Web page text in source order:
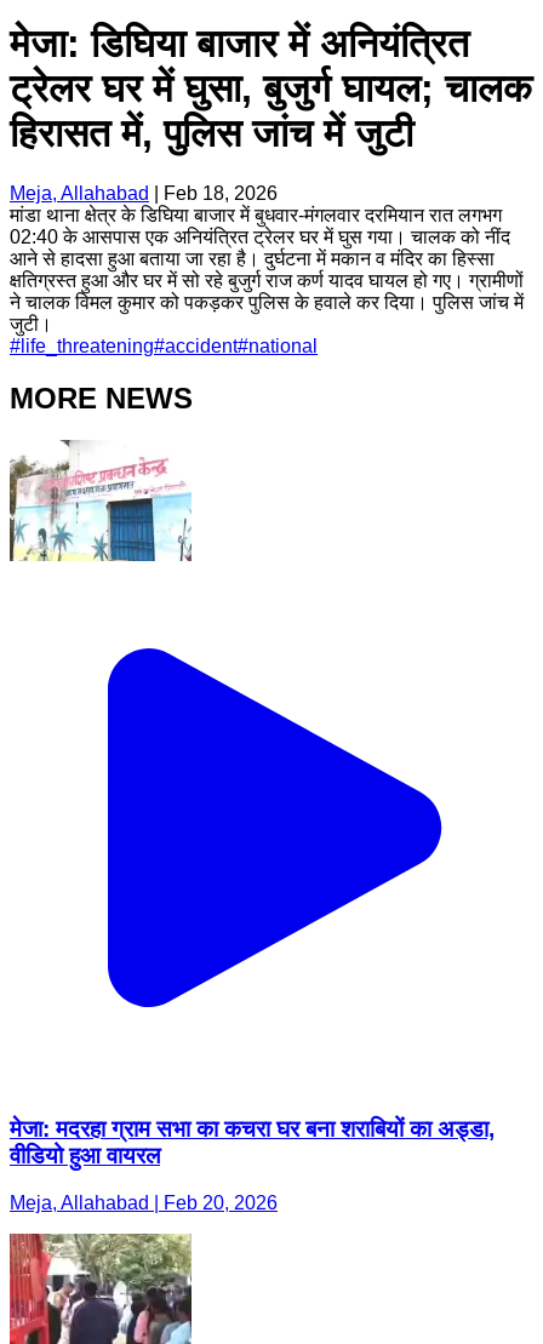
मेजा: डिघिया बाजार में अनियंत्रित
ट्रेलर घर में घुसा, बुजुर्ग घायल; चालक
हिरासत में, पुलिस जांच में जुटी
Meja, Allahabad
Feb 18, 2026
मांडा थाना क्षेत्र के डिघिया बाजार में बुधवार-मंगलवार दरमियान रात लगभग
02:40 के आसपास एक अनियंत्रित ट्रेलर घर में घुस गया। चालक को नींद
आने से हादसा हुआ बताया जा रहा है। दुर्घटना में मकान व मंदिर का हिस्सा
क्षतिग्रस्त हुआ और घर में सो रहे बुजुर्ग राज कर्ण यादव घायल हो गए। ग्रामीणों
ने चालक विमल कुमार को पकड़कर पुलिस के हवाले कर दिया। पुलिस जांच में
जुटी।
# life_threatening#accident#national
MORE NEWS
मेजा: मदरहा ग्राम सभा का कचरा घर बना शराबियों का अड्डा,
वीडियो हुआ वायरल
Meja, Allahabad | Feb 20, 2026